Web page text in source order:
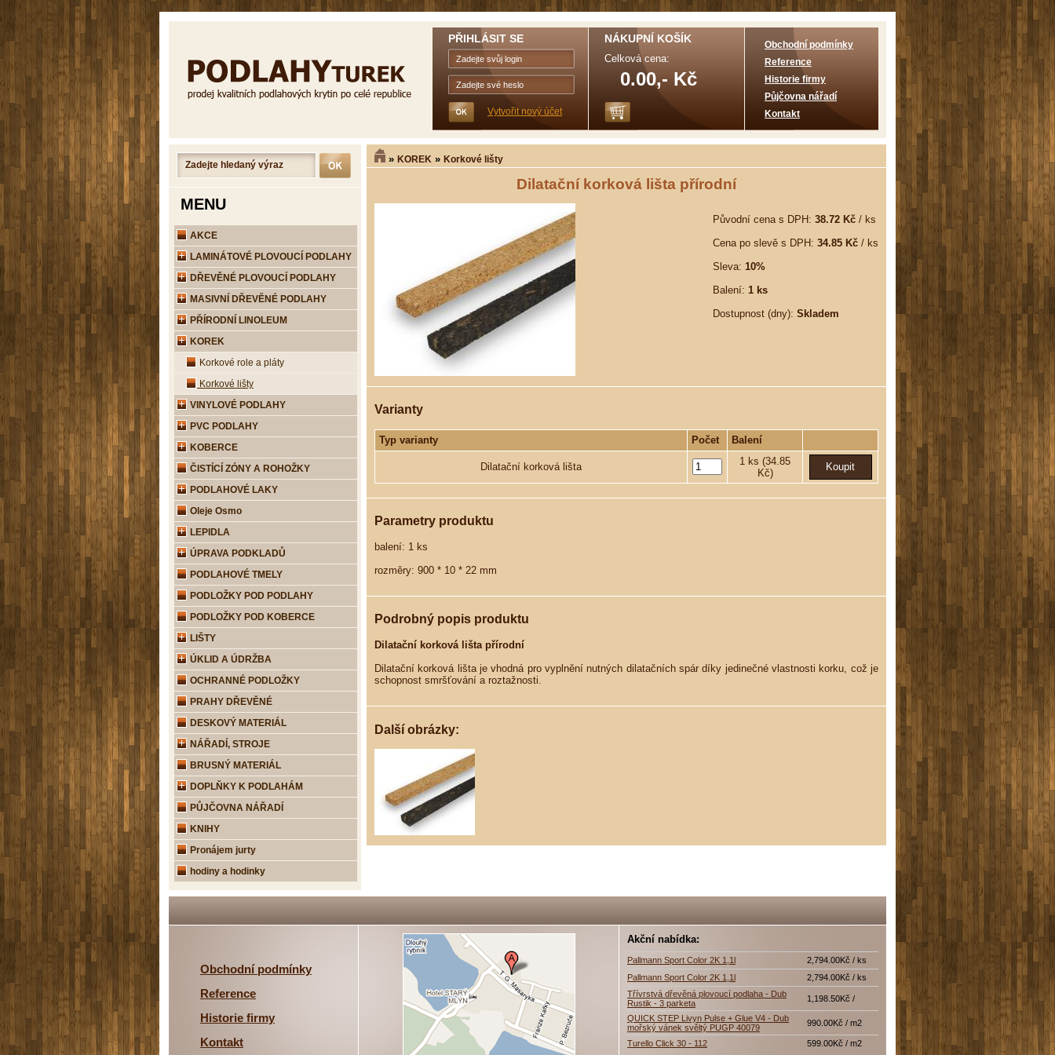
» KOREK » Korkové lišty
Dilatační korková lišta přírodní
Původní cena s DPH: 38.72 Kč / ks
Cena po slevě s DPH: 34.85 Kč / ks
Sleva: 10%
Balení: 1 ks
Dostupnost (dny): Skladem
Varianty
Typ varianty Počet Balení
Dilatační korková lišta 1 ks (34.85
Kč)
Parametry produktu
balení: 1 ks
rozměry: 900 * 10 * 22 mm
Podrobný popis produktu
Dilatační korková lišta přírodní
Dilatační korková lišta je vhodná pro vyplnění nutných dilatačních spár díky jedinečné vlastnosti korku, což je
schopnost smršťování a roztažnosti.
Další obrázky:
PŘIHLÁSIT SE
Vytvořit nový účet
NÁKUPNÍ KOŠÍK
Celková cena:
0.00,- Kč
Obchodní podmínky
Reference
Historie firmy
Půjčovna nářadí
Kontakt
MENU
AKCE
LAMINÁTOVÉ PLOVOUCÍ PODLAHY
DŘEVĚNÉ PLOVOUCÍ PODLAHY
MASIVNÍ DŘEVĚNÉ PODLAHY
PŘÍRODNÍ LINOLEUM
KOREK
Korkové role a pláty
Korkové lišty
VINYLOVÉ PODLAHY
PVC PODLAHY
KOBERCE
ČISTÍCÍ ZÓNY A ROHOŽKY
PODLAHOVÉ LAKY
Oleje Osmo
LEPIDLA
ÚPRAVA PODKLADŮ
PODLAHOVÉ TMELY
PODLOŽKY POD PODLAHY
PODLOŽKY POD KOBERCE
LIŠTY
ÚKLID A ÚDRŽBA
OCHRANNÉ PODLOŽKY
PRAHY DŘEVĚNÉ
DESKOVÝ MATERIÁL
NÁŘADÍ, STROJE
BRUSNÝ MATERIÁL
DOPLŇKY K PODLAHÁM
PŮJČOVNA NÁŘADÍ
KNIHY
Pronájem jurty
hodiny a hodinky
Obchodní podmínky
Reference
Historie firmy
Kontakt
Akční nabídka:
Pallmann Sport Color 2K 1,1l
2,794.00Kč / ks
Pallmann Sport Color 2K 1,1l
2,794.00Kč / ks
Třívrstvá dřevěná plovoucí podlaha - Dub
Rustik - 3 parketa
1,198.50Kč /
QUICK STEP Livyn Pulse + Glue V4 - Dub
mořský vánek svěltý PUGP 40079
990.00Kč / m2
Turello Click 30 - 112 599.00Kč / m2